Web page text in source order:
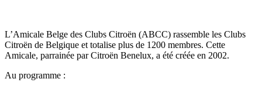
L’Amicale Belge des Clubs Citroën (ABCC) rassemble les Clubs
Citroën de Belgique et totalise plus de 1200 membres. Cette
Amicale, parrainée par Citroën Benelux, a été créée en 2002.
Au programme :